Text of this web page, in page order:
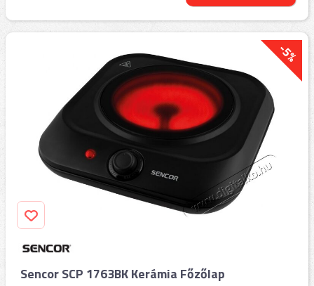
-5%
Sencor SCP 1763BK Kerámia Főzőlap